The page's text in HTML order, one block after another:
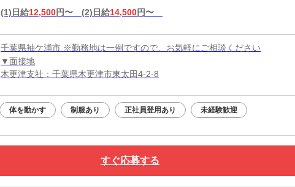
(1)日給12,500円〜 (2)日給14,500円〜
千葉県袖ケ浦市 ※勤務地は一例ですので、お気軽にご相談ください
▼面接地
木更津支社：千葉県木更津市東太田4-2-8
体を動かす 制服あり 正社員登用あり 未経験歓迎
すぐ応募する